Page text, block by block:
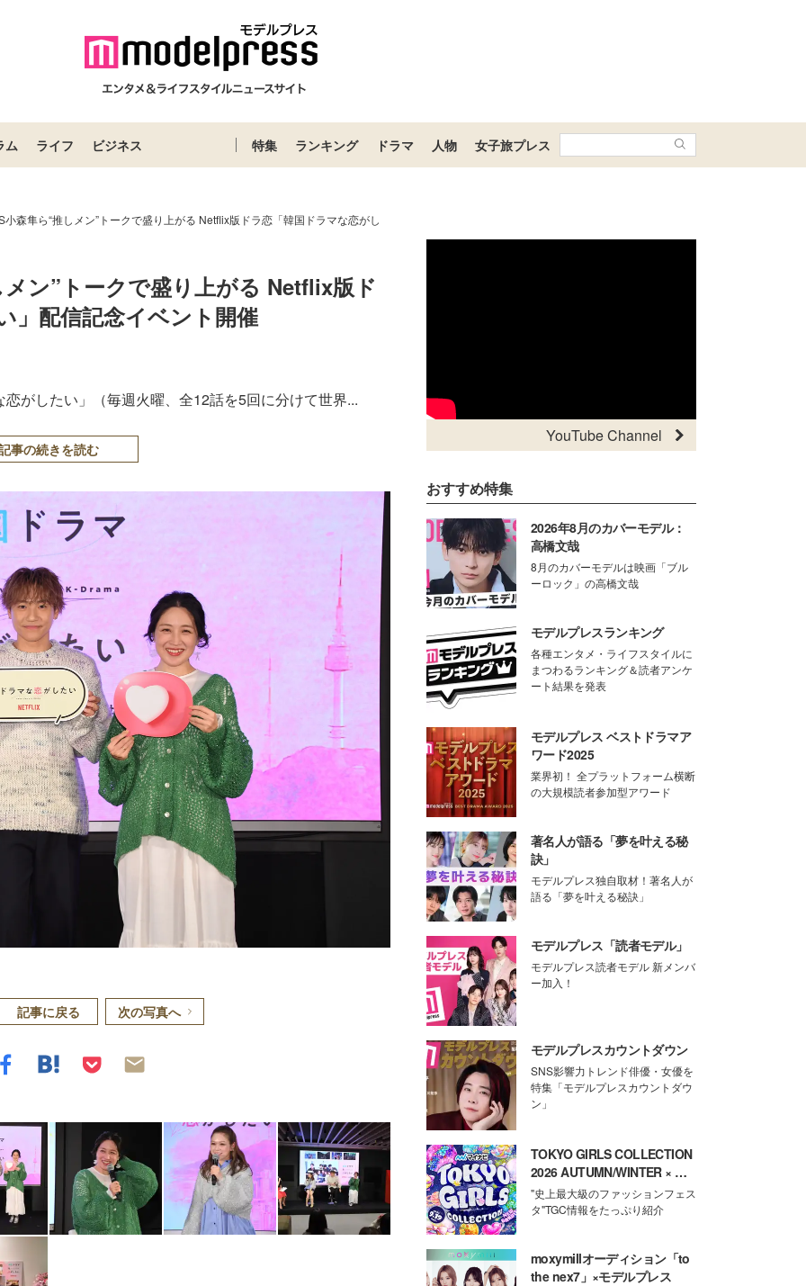
ム ライフ ビジネス 特集 ランキング ドラマ 人物 女子旅プレス
小森隼ら“推しメン”トークで盛り上がる Netflix版ドラ恋「韓国ドラマな恋がし
ン”トークで盛り上がる Netflix版ド
」配信記念イベント開催
がしたい」（毎週火曜、全12話を5回に分けて世界...
事の続きを読む
記事に戻る 次の写真へ
YouTube Channel
おすすめ特集
2026年8月のカバーモデル：
高橋文哉
8月のカバーモデルは映画「ブル
ーロック」の高橋文哉
モデルプレスランキング
各種エンタメ・ライフスタイルに
まつわるランキング＆読者アンケ
ート結果を発表
モデルプレス ベストドラマア
ワード2025
業界初！ 全プラットフォーム横断
の大規模読者参加型アワード
著名人が語る「夢を叶える秘
訣」
モデルプレス独自取材！著名人が
語る「夢を叶える秘訣」
モデルプレス「読者モデル」
モデルプレス読者モデル 新メンバ
ー加入！
モデルプレスカウントダウン
SNS影響力トレンド俳優・女優を
特集「モデルプレスカウントダウ
ン」
TOKYO GIRLS COLLECTION
2026 AUTUMN/WINTER × モ
デルプレス
"史上最大級のファッションフェス
タ"TGC情報をたっぷり紹介
moxymillオーディション「to
the nex7」×モデルプレス